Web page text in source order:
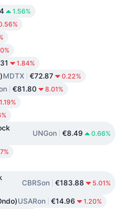
1.56%
1.84%
MDTX €72.87 0.22%
€81.80 8.01%
1.19%
UNGon €8.49 0.66%
CBRSon €183.88 5.01%
USARon €14.96 1.20%